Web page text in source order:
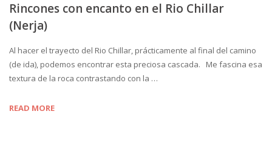
Rincones con encanto en el Rio Chillar
(Nerja)
Al hacer el trayecto del Rio Chillar, prácticamente al final del camino
(de ida), podemos encontrar esta preciosa cascada. Me fascina esa
textura de la roca contrastando con la …
READ MORE